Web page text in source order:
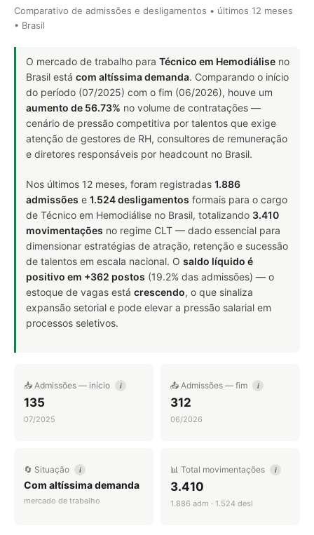
Comparativo de admissões e desligamentos • últimos 12 meses
• Brasil
O mercado de trabalho para Técnico em Hemodiálise no
Brasil está com altíssima demanda. Comparando o início
do período (07/2025) com o fim (06/2026), houve um
aumento de 56.73% no volume de contratações —
cenário de pressão competitiva por talentos que exige
atenção de gestores de RH, consultores de remuneração
e diretores responsáveis por headcount no Brasil.
Nos últimos 12 meses, foram registradas 1.886
admissões e 1.524 desligamentos formais para o cargo
de Técnico em Hemodiálise no Brasil, totalizando 3.410
movimentações no regime CLT — dado essencial para
dimensionar estratégias de atração, retenção e sucessão
de talentos em escala nacional. O saldo líquido é
positivo em +362 postos (19.2% das admissões) — o
estoque de vagas está crescendo, o que sinaliza
expansão setorial e pode elevar a pressão salarial em
processos seletivos.
📥 Admissões — início i
135
07/2025
📤 Admissões — fim i
312
06/2026
🔄 Situação i
Com altíssima demanda
mercado de trabalho
📊 Total movimentações i
3.410
1.886 adm · 1.524 desl